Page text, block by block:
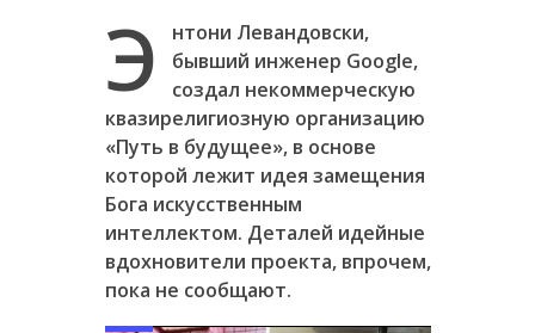
Э
нтони Левандовски,
бывший инженер Google,
создал некоммерческую
квазирелигиозную организацию
«Путь в будущее», в основе
которой лежит идея замещения
Бога искусственным
интеллектом. Деталей идейные
вдохновители проекта, впрочем,
пока не сообщают.